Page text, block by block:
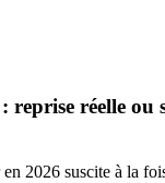
reprise réelle ou
2026 suscite à la